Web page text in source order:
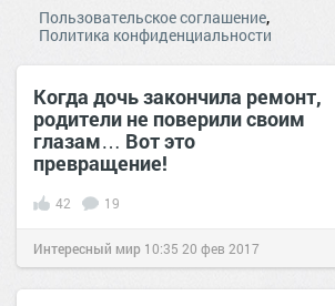
Пользовательское соглашение,
Политика конфиденциальности
Когда дочь закончила ремонт,
родители не поверили своим
глазам… Вот это
превращение!
42 19
Интересный мир 10:35 20 фев 2017